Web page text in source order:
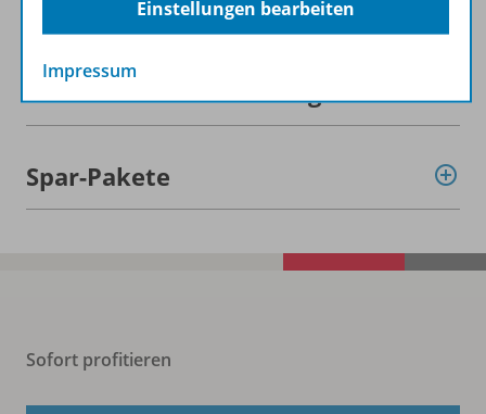
Beschreibung
Weitere Inhalte der Ausgabe
Spar-Pakete
Sofort profitieren
Einstellungen bearbeiten
Impressum